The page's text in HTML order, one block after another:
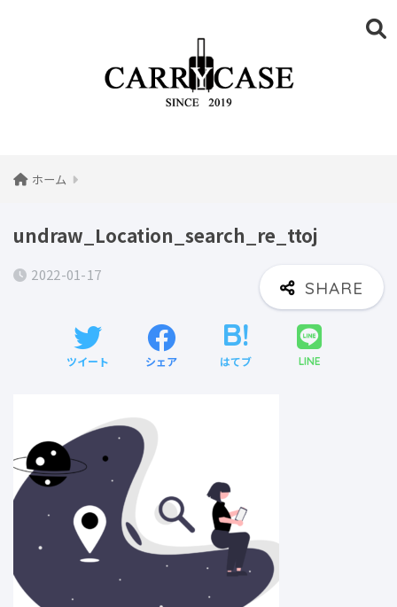
ホーム
undraw_Location_search_re_ttoj
2022-01-17
ツイート シェア はてブ LINE